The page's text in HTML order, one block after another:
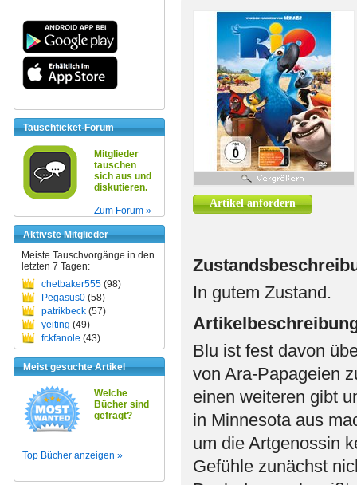
Tauschticket-Forum
Mitglieder
tauschen
sich aus und
diskutieren.
Zum Forum »
Aktivste Mitglieder
Meiste Tauschvorgänge in den
letzten 7 Tagen:
chetbaker555 (98)
Pegasus0 (58)
patrikbeck (57)
yeiting (49)
fckfanole (43)
Meist gesuchte Artikel
Welche
Bücher sind
gefragt?
Top Bücher anzeigen »
Artikel anfordern
In gutem Zustand.
Blu ist fest davon
von Ara-Papageien
einen weiteren gibt
in Minnesota aus
um die Artgenossin
Gefühle zunächst